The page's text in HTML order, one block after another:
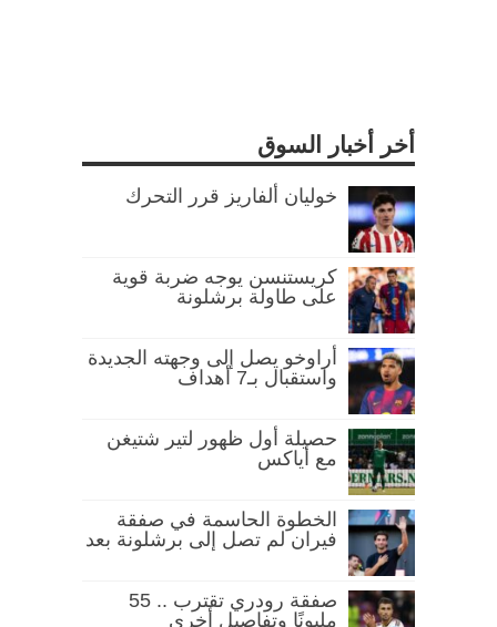
أخر أخبار السوق
خوليان ألفاريز قرر التحرك
كريستنسن يوجه ضربة قوية
على طاولة برشلونة
أراوخو يصل إلى وجهته الجديدة
واستقبال بـ7 أهداف
حصيلة أول ظهور لتير شتيغن
مع أياكس
الخطوة الحاسمة في صفقة
فيران لم تصل إلى برشلونة بعد
صفقة رودري تقترب .. 55
مليونًا وتفاصيل أخرى